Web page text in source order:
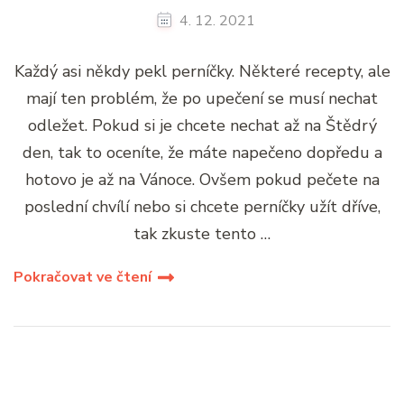
4. 12. 2021
Každý asi někdy pekl perníčky. Některé recepty, ale
mají ten problém, že po upečení se musí nechat
odležet. Pokud si je chcete nechat až na Štědrý
den, tak to oceníte, že máte napečeno dopředu a
hotovo je až na Vánoce. Ovšem pokud pečete na
poslední chvílí nebo si chcete perníčky užít dříve,
tak zkuste tento …
Pokračovat ve čtení